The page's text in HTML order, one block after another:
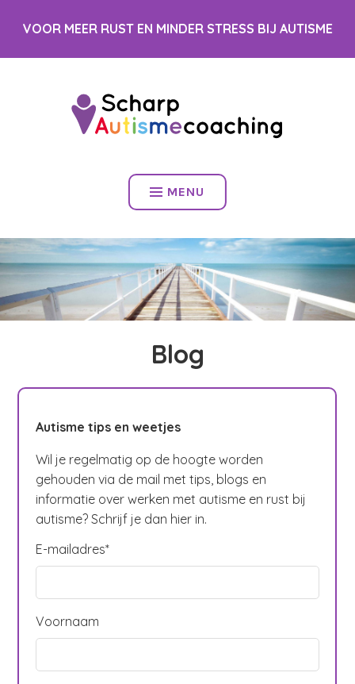
naarVOOR MEER RUST EN MINDER STRESS BIJ AUTISME
MENU
Blog
Autisme tips en weetjes
Wil je regelmatig op de hoogte worden
gehouden via de mail met tips, blogs en
informatie over werken met autisme en rust bij
autisme? Schrijf je dan hier in.
E-mailadres*
Voornaam